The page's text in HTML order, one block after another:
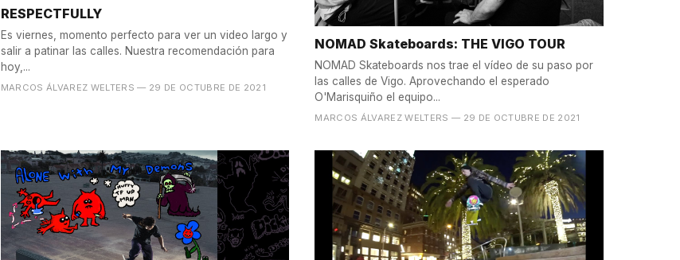
RESPECTFULLY
Es viernes, momento perfecto para ver un video largo y
salir a patinar las calles. Nuestra recomendación para
hoy,...
MARCOS ÁLVAREZ WELTERS — 29 DE OCTUBRE DE 2021
NOMAD Skateboards: THE VIGO TOUR
NOMAD Skateboards nos trae el vídeo de su paso por
las calles de Vigo. Aprovechando el esperado
O'Marisquiño el equipo...
MARCOS ÁLVAREZ WELTERS — 29 DE OCTUBRE DE 2021